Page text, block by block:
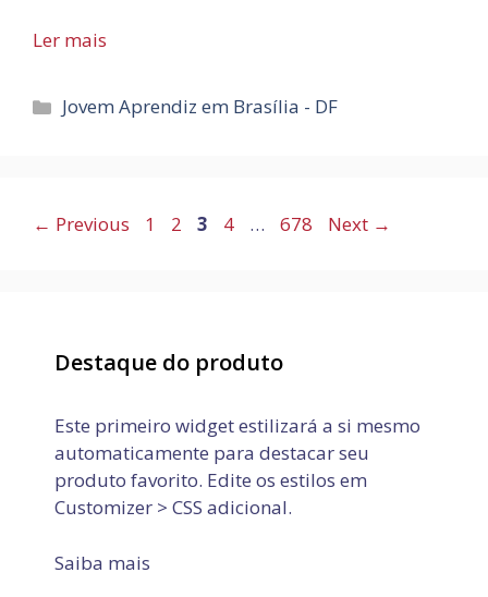
Ler mais
Categorias
Jovem Aprendiz em Brasília - DF
← Previous Page
1 Page
2 Page
3 Page
4 … Page
678 Next →
Destaque do produto
Este primeiro widget estilizará a si mesmo
automaticamente para destacar seu
produto favorito. Edite os estilos em
Customizer > CSS adicional.
Saiba mais